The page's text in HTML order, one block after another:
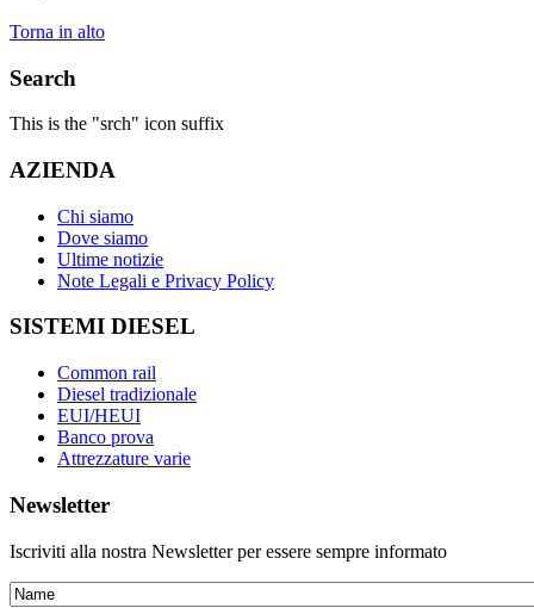
Torna in alto
Search
This is the "srch" icon suffix
AZIENDA
Chi siamo
Dove siamo
Ultime notizie
Note Legali e Privacy Policy
SISTEMI DIESEL
Common rail
Diesel tradizionale
EUI/HEUI
Banco prova
Attrezzature varie
Newsletter
Iscriviti alla nostra Newsletter per essere sempre informato